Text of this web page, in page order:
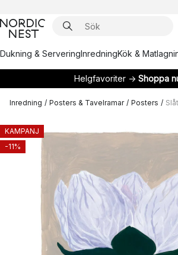
Dukning & ServeringInredningKök &
Helgfavoriter → Shoppa
Inredning / Posters & Tavelramar / Posters /
KAMPANJ
-11%